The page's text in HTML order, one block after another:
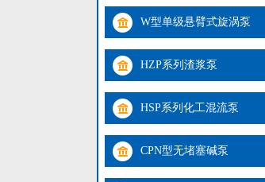
W型单级悬臂式旋涡泵
HZP系列渣浆泵
HSP系列化工混流泵
CPN型无堵塞碱泵